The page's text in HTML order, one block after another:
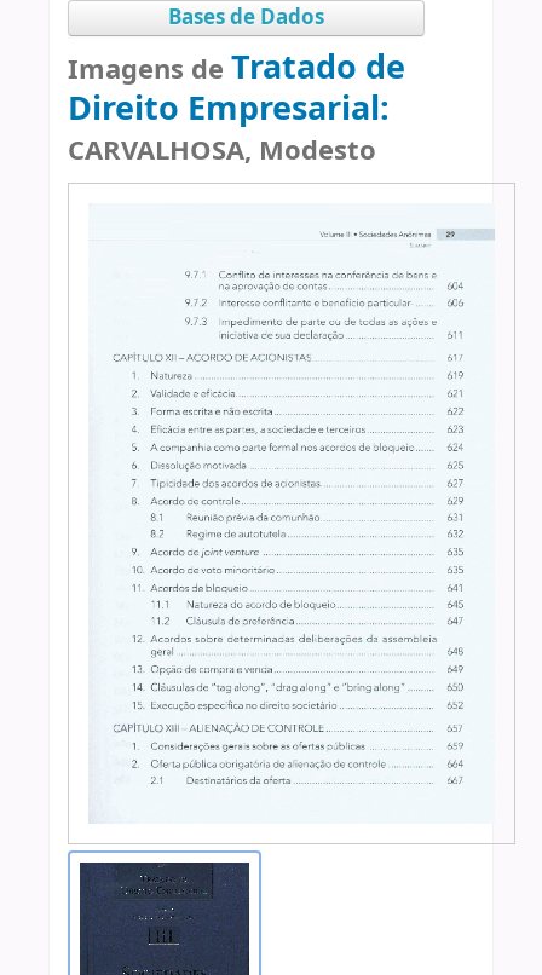
Bases de Dados
Imagens de Tratado de
Direito Empresarial:
CARVALHOSA, Modesto